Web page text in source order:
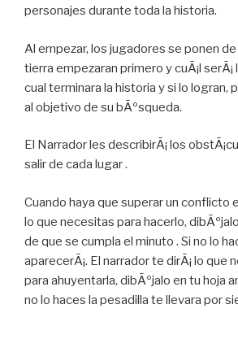
personajes durante toda la historia.
Al empezar, los jugadores se ponen
tierra empezaran primero y cuÃ¡l serÃ¡
cual terminara la historia y si lo logran,
al objetivo de su bÃºsqueda.
El Narrador les describirÃ¡ los
salir de cada lugar .
Cuando haya que superar un conflicto
lo que necesitas para hacerlo,
de que se cumpla el minuto . Si no lo
aparecerÃ¡. El narrador te dirÃ¡ lo que
para ahuyentarla, dibÃºjalo en tu hoja
no lo haces la pesadilla te llevara por